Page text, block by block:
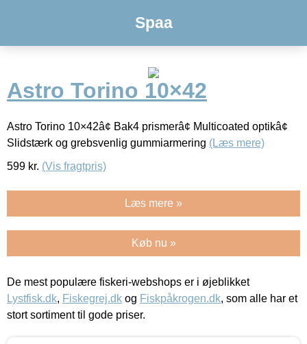
Spaa
Astro Torino 10×42
Astro Torino 10×42â¢ Bak4 prismerâ¢ Multicoated optikâ¢
Slidstærk og grebsvenlig gummiarmering (Læs mere)
599 kr. (Vis fragtpris)
Læs mere »
Køb nu »
De mest populære fiskeri-webshops er i øjeblikket
Lystfisk.dk, Fiskegrej.dk og Fiskpåkrogen.dk, som alle har et
stort sortiment til gode priser.